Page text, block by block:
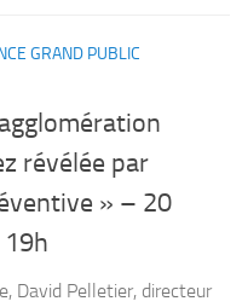
GRAND PUBLIC
révélée par
» – 20
David Pelletier, directeur